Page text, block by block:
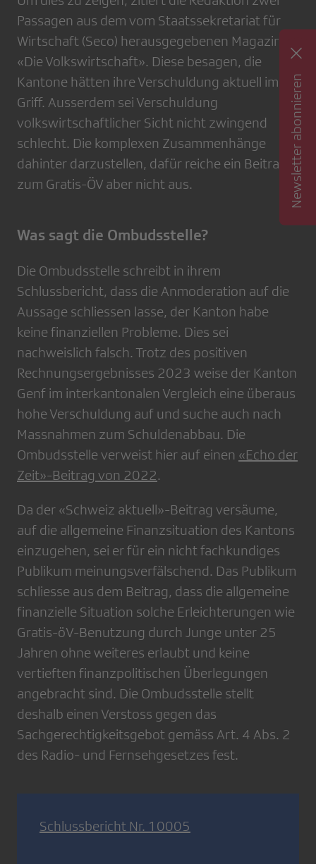
Passagen aus dem vom Staatssekretariat für
Wirtschaft (Seco) herausgegebenen Magazin
«Die Volkswirtschaft». Diese besagen, die
Kantone hätten ihre Verschuldung aktuell im
Griff. Ausserdem sei Verschuldung
volkswirtschaftlicher Sicht nicht zwingend
schlecht. Die komplexen Zusammenhänge
dahinter darzustellen, dafür reiche ein Beitrag
zum Gratis-ÖV aber nicht aus.
Was sagt die Ombudsstelle?
Die Ombudsstelle schreibt in ihrem
Schlussbericht, dass die Anmoderation auf die
Aussage schliessen lasse, der Kanton habe
keine finanziellen Probleme. Dies sei
nachweislich falsch. Trotz des positiven
Rechnungsergebnisses 2023 weise der Kanton
Genf im interkantonalen Vergleich eine überaus
hohe Verschuldung auf und suche auch nach
Massnahmen zum Schuldenabbau. Die
Ombudsstelle verweist hier auf einen «Echo der
Zeit»-Beitrag von 2022.
Da der «Schweiz aktuell»-Beitrag versäume,
auf die allgemeine Finanzsituation des Kantons
einzugehen, sei er für ein nicht fachkundiges
Publikum meinungsverfälschend. Das Publikum
schliesse aus dem Beitrag, dass die allgemeine
finanzielle Situation solche Erleichterungen wie
Gratis-öV-Benutzung durch Junge unter 25
Jahren ohne weiteres erlaubt und keine
vertieften finanzpolitischen Überlegungen
angebracht sind. Die Ombudsstelle stellt
deshalb einen Verstoss gegen das
Sachgerechtigkeitsgebot gemäss Art. 4 Abs. 2
des Radio- und Fernsehgesetzes fest.
Schlussbericht Nr. 10005
Newsletter abonnieren